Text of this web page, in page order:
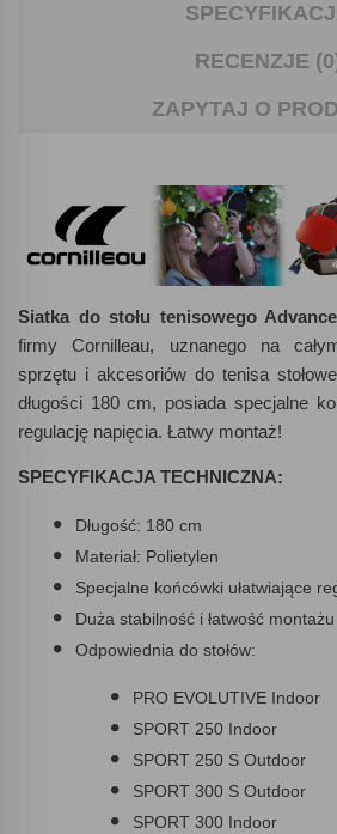
RECENZJE
ZAPYTAJ O
Siatka do stołu tenisowego Advance
firmy Cornilleau, uznanego na
sprzętu i akcesoriów do tenisa
długości 180 cm, posiada specjalne
regulację napięcia. Łatwy montaż!
SPECYFIKACJA TECHNICZNA:
Długość: 180 cm
Materiał: Polietylen
Specjalne końcówki ułatwiające
Duża stabilność i łatwość montażu
Odpowiednia do stołów:
PRO EVOLUTIVE Indoor
SPORT 250 Indoor
SPORT 250 S Outdoor
SPORT 300 S Outdoor
SPORT 300 Indoor